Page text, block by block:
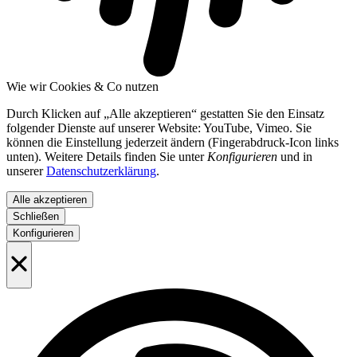
Wie wir Cookies & Co nutzen
Durch Klicken auf „Alle akzeptieren“ gestatten Sie den Einsatz
folgender Dienste auf unserer Website: YouTube, Vimeo. Sie
können die Einstellung jederzeit ändern (Fingerabdruck-Icon links
unten). Weitere Details finden Sie unter Konfigurieren und in
unsererDatenschutzerklärung.
Alle akzeptieren
Schließen
Konfigurieren